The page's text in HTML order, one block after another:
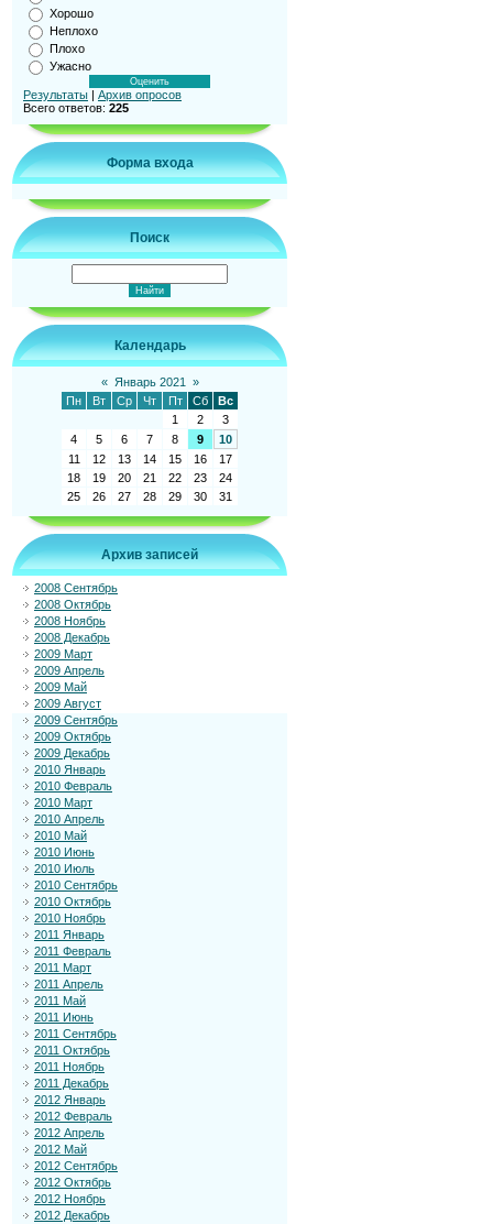
Хорошо
Неплохо
Плохо
Ужасно
Результаты | Архив опросов
Всего ответов: 225
Форма входа
Поиск
Календарь
« Январь 2021
»
Пн
Вт Ср Чт Пт Сб
Вс
1
2
3
4
5 6 7 8 9
10
11
12 13 14 15 16
17
18
19 20 21 22 23
24
25
26 27 28 29 30 31
Архив записей
2008 Сентябрь
2008 Октябрь
2008 Ноябрь
2008 Декабрь
2009 Март
2009 Апрель
2009 Май
2009 Август
2009 Сентябрь
2009 Октябрь
2009 Декабрь
2010 Январь
2010 Февраль
2010 Март
2010 Апрель
2010 Май
2010 Июнь
2010 Июль
2010 Сентябрь
2010 Октябрь
2010 Ноябрь
2011 Январь
2011 Февраль
2011 Март
2011 Апрель
2011 Май
2011 Июнь
2011 Сентябрь
2011 Октябрь
2011 Ноябрь
2011 Декабрь
2012 Январь
2012 Февраль
2012 Апрель
2012 Май
2012 Сентябрь
2012 Октябрь
2012 Ноябрь
2012 Декабрь